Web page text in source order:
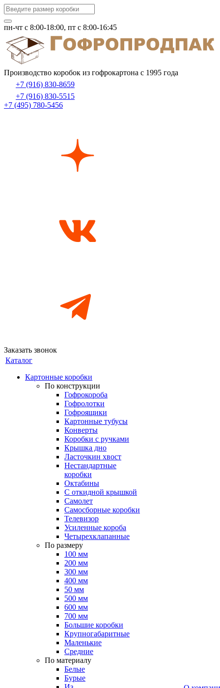
пн-чт c 8:00-18:00, пт с 8:00-16:45
Производство коробок из гофрокартона с 1995 года
+7 (916) 830-8659
+7 (916) 830-5515
+7 (495) 780-5456
Заказать звонок
Каталог
Картонные коробки
По конструкции
Гофрокороба
Гофролотки
Гофроящики
Картонные тубусы
Конверты
Коробки с ручками
Крышка дно
Ласточкин хвост
Нестандартные
коробки
Октабины
С откидной крышкой
Самолет
Самосборные коробки
Телевизор
Усиленные короба
Четырехклапанные
По размеру
100 мм
200 мм
300 мм
400 мм
50 мм
500 мм
600 мм
700 мм
Большие коробки
Крупногабаритные
Маленькие
Средние
По материалу
Белые
Бурые